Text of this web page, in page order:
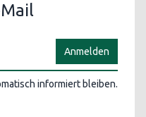
Anmelden
informiert bleiben.